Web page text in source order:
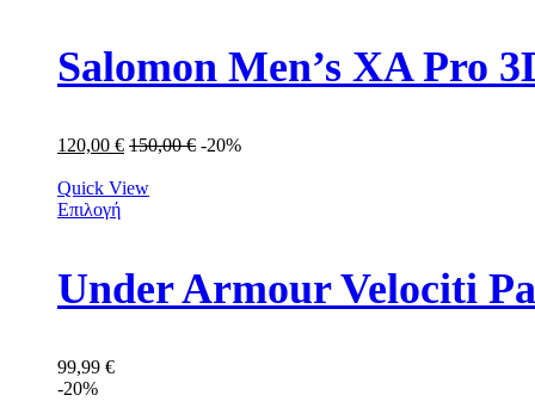
Salomon Men’s XA Pro
120,00 € 150,00€ -20%
Quick View
Επιλογή
Under Armour Velociti
99,99 €
-20%